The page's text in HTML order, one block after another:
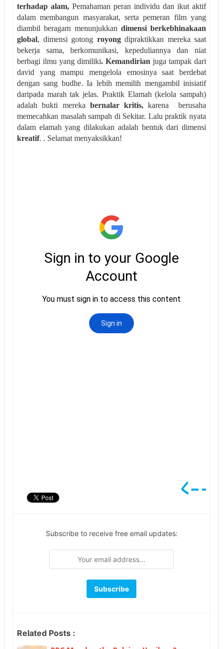
terhadap alam, Pemahaman peran individu dan ikut aktif
dalam membangun masyarakat, serta pemeran film yang
diambil beragam menunjukkan dimensi berkebhinakaan
global, dimensi gotong royongdipraktikkan mereka saat
bekerja sama, berkomunikasi, kepeduliannya dan niat
berbagi ilmu yang dimiliki. Kemandirian juga tampak dari
david yang mampu mengelola emosinya saat berdebat
dengan sang budhe. Ia lebih memilih mengambil inisiatif
daripada marah tak jelas. Praktik Elamah (kelola sampah)
adalah bukti mereka bernalar kritis,karena
berusaha
memecahkan masalah sampah di Sekitar. Lalu praktik nyata
dalam elamah yang dilakukan adalah bentuk dari dimensi
kreatif. . Selamat menyaksikkan!
Subscribe to receive free email updates:
Related Posts :